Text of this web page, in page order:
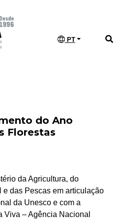
PT
do Ano
Florestas
da Agricultura, do
e das Pescas em articulação
da Unesco e com a
– Agência Nacional